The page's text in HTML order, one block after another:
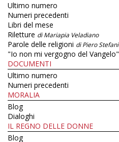
Ultimo numero
Numeri precedenti
Libri del mese
Riletture di Mariapia Veladiano
Parole delle religioni di Piero Stefani
"Io non mi vergogno del Vangelo"
DOCUMENTI
Ultimo numero
Numeri precedenti
MORALIA
Blog
Dialoghi
IL REGNO DELLE DONNE
Blog